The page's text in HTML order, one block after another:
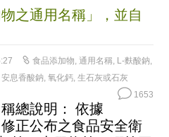
之通用名稱」，並自
食品添加物, 通用名稱, L-麩酸鈉,
安息香酸鈉, 氧化鈣, 生石灰或石灰
1653
總說明： 依據
正公布之食品安全衛